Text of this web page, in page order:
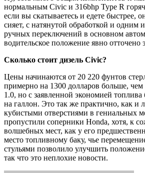
нормальным Civic и 316bhp Type R
если вы скатываетесь и едете быстрее,
сияет, с натянутой обработкой и одним
ручных переключений в основном
водительское положение явно отточено
Сколько стоит дизель Civic?
Цены начинаются от 20 220 фунтов
примерно на 1300 долларов больше,
1.0, но с заявленной экономией
на галлон. Это так же практично, как и
кубистыми отверстиями в гениальных
пропустили соперники Honda, хотя, к
волшебных мест, как у его
место топливному баку, чье
стульями позволило улучшить
так что это неплохие новости.